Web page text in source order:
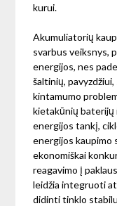
kurui.
Akumuliatorių
svarbus veiksnys,
energijos, nes
šaltinių,
kintamumo
kietakūnių
energijos tankį,
energijos kaupimo
ekonomiškai
reagavimo į
leidžia integruoti
didinti tinklo